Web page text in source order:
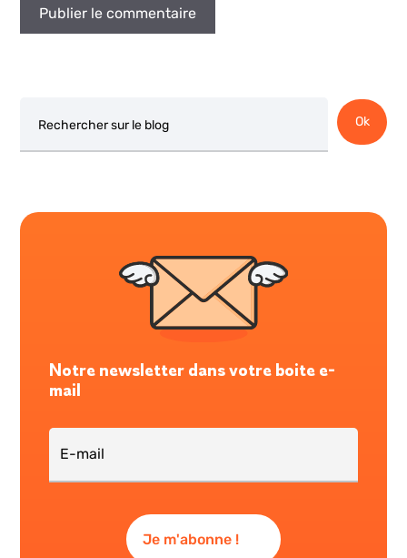
Ok
Notre newsletter dans votre boite e-
mail